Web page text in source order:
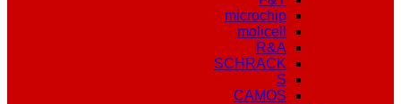
microchip
molicell
R&A
SCHRACK
S
CAMOS